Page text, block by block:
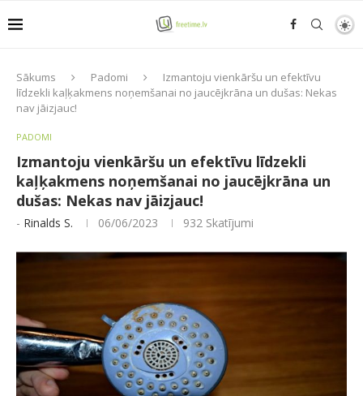
Sākums Padomi
Izmantoju vienkāršu un efektīvu
līdzekli kaļķakmens noņemšanai no jaucējkrāna un dušas: Nekas
nav jāizjauc!
PADOMI
Izmantoju vienkāršu un efektīvu līdzekli
kaļķakmens noņemšanai no jaucējkrāna un
dušas: Nekas nav jāizjauc!
- Rinalds S. 06/06/2023 932 Skatījumi